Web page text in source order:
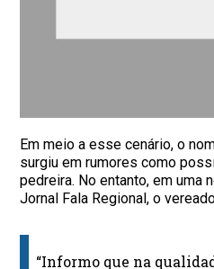
Em meio a esse cenário, o
surgiu em rumores como
pedreira. No entanto, em uma
Jornal Fala Regional, o
“Informo que na